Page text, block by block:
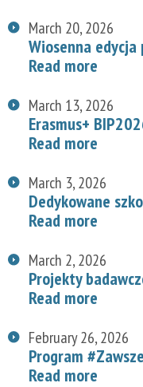
March 20, 2026
Wiosenna
Read more
March 13, 2026
Erasmus+
Read more
March 3, 2026
Dedykowane
Read more
March 2, 2026
Projekty
Read more
February 26, 2026
Program
Read more